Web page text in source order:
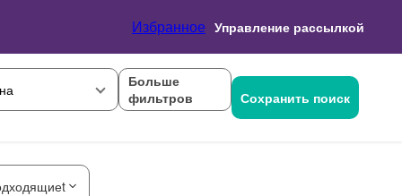
Избранное Управление рассылкой
Больше
фильтров
Сохранить поиск